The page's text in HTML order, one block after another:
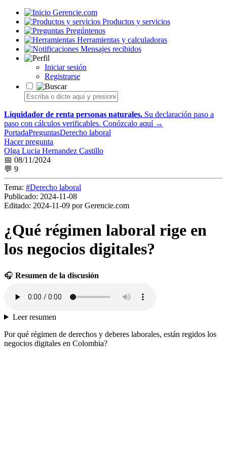
Gerencie.com
Productos y servicios
Pregúntenos
Herramientas y calculadoras
Mensajes recibidos
Iniciar sesión
Registrarse
Liquidador de renta personas naturales. Su declaración paso a
paso con cálculos verificables. Conózcalo aquí →
PortadaPreguntasDerecho laboral
Hacer pregunta
Olga Lucia Hernandez Castillo
📅 08/11/2024
💬 9
Tema: #Derecho laboral
Publicado: 2024-11-08
Editado: 2024-11-09 por Gerencie.com
¿Qué régimen laboral rige en
los negocios digitales?
🎧 Resumen de la discusión
Leer resumen
Por qué régimen de derechos y deberes laborales, están regidos los
negocios digitales en Colombia?